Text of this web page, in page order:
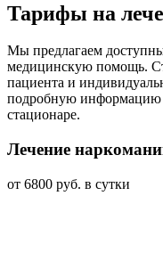
Тарифы на
Мы предлагаем
медицинскую помощь.
пациента и
подробную информацию
стационаре.
Лечение
от 6800 руб. в сутки